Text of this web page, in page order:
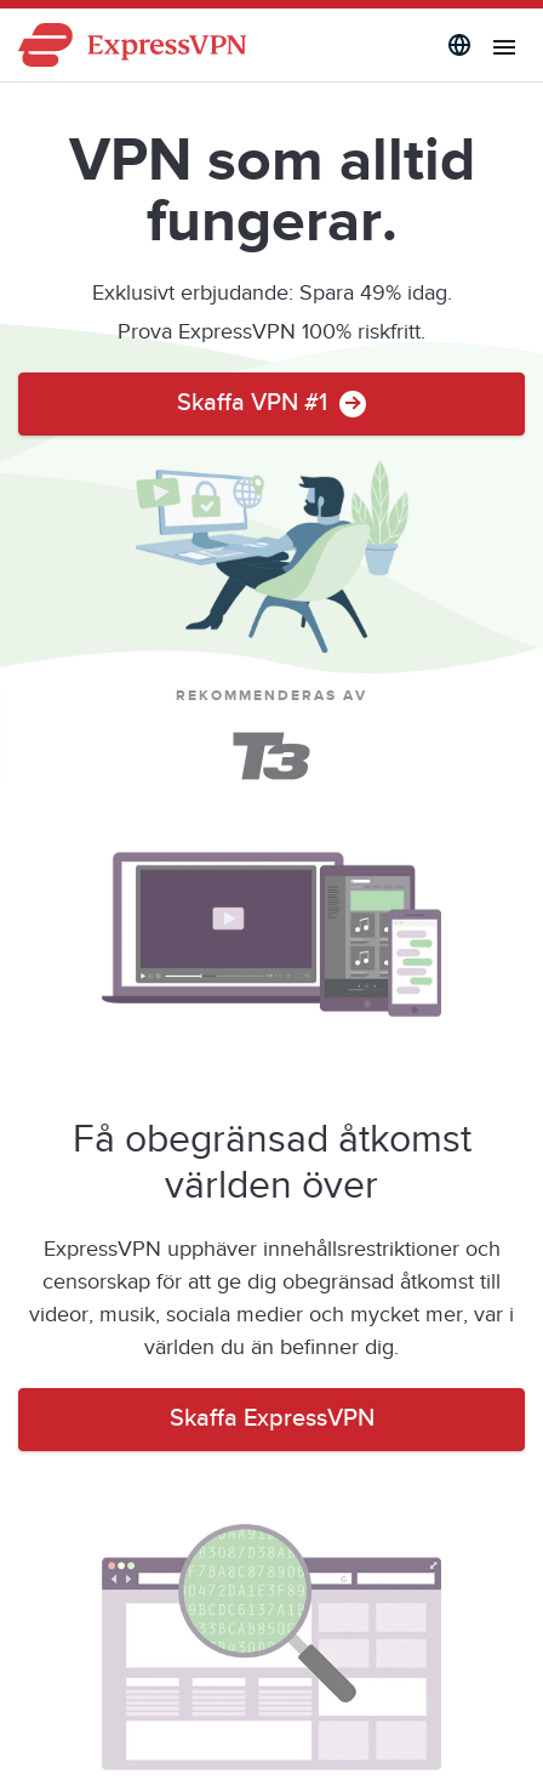
VPN som alltid
fungerar.
Exklusivt erbjudande: Spara 49% idag.
Prova ExpressVPN 100% riskfritt.
Skaffa VPN #1
REKOMMENDERAS AV
Få obegränsad åtkomst
världen över
ExpressVPN upphäver innehållsrestriktioner och
censorskap för att ge dig obegränsad åtkomst till
videor, musik, sociala medier och mycket mer, var i
världen du än befinner dig.
Skaffa ExpressVPN